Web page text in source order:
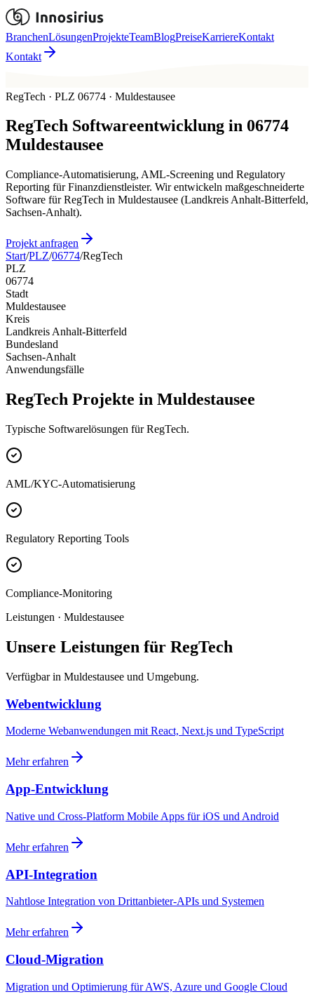
BranchenLösungenProjekteTeamBlogPreiseKarriereKontakt
Kontakt
RegTech · PLZ 06774 · Muldestausee
RegTech Softwareentwicklung in 06774
Muldestausee
Compliance-Automatisierung, AML-Screening und Regulatory
Reporting für Finanzdienstleister. Wir entwickeln maßgeschneiderte
Software für RegTech in Muldestausee (Landkreis Anhalt-Bitterfeld,
Sachsen-Anhalt).
Projekt anfragen
Start/PLZ/06774/RegTech
PLZ
06774
Stadt
Muldestausee
Kreis
Landkreis Anhalt-Bitterfeld
Bundesland
Sachsen-Anhalt
Anwendungsfälle
RegTech Projekte in Muldestausee
Typische Softwarelösungen für RegTech.
AML/KYC-Automatisierung
Regulatory Reporting Tools
Compliance-Monitoring
Leistungen · Muldestausee
Unsere Leistungen für RegTech
Verfügbar in Muldestausee und Umgebung.
Webentwicklung
Moderne Webanwendungen mit React, Next.js und TypeScript
Mehr erfahren
App-Entwicklung
Native und Cross-Platform Mobile Apps für iOS und Android
Mehr erfahren
API-Integration
Nahtlose Integration von Drittanbieter-APIs und Systemen
Mehr erfahren
Cloud-Migration
Migration und Optimierung für AWS, Azure und Google Cloud